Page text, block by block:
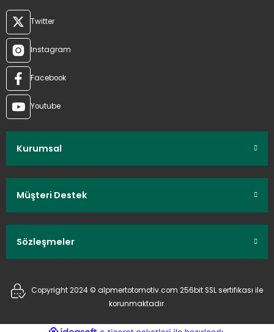
Twitter
Instagram
Facebook
Youtube
Kurumsal
Müşteri Destek
Sözleşmeler
Copyright 2024 © alpmertotomotiv.com 256bit SSL sertifikası ile
korunmaktadır.